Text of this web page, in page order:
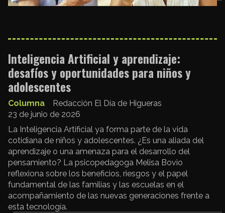
Inteligencia Artificial y aprendizaje:
desafíos y oportunidades para niños y
adolescentes
Redacción El Día de Higueras
Columna
23 de junio de 2026
La Inteligencia Artificial ya forma parte de la vida
cotidiana de niños y adolescentes. ¿Es una aliada del
aprendizaje o una amenaza para el desarrollo del
pensamiento? La psicopedagoga Melisa Bovio
reflexiona sobre los beneficios, riesgos y el papel
fundamental de las familias y las escuelas en el
acompañamiento de las nuevas generaciones frente a
esta tecnología.